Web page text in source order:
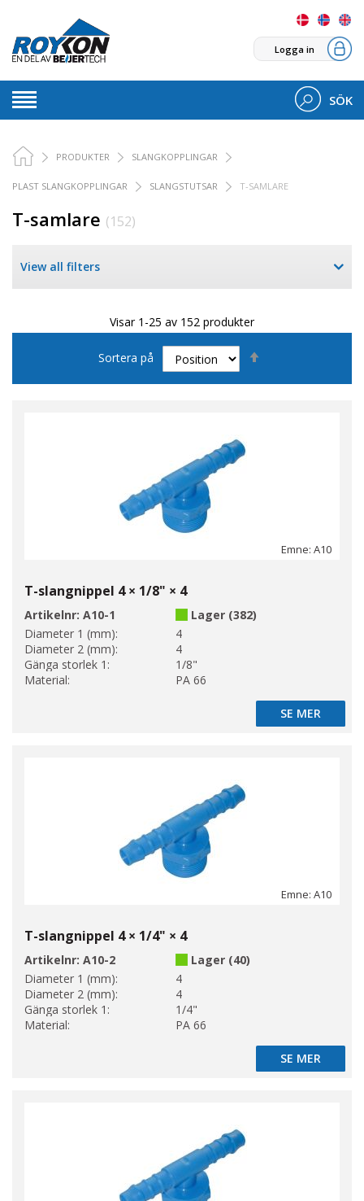
Logga in
SÖK
PRODUKTER SLANGKOPPLINGAR
PLAST SLANGKOPPLINGAR SLANGSTUTSAR T-SAMLARE
T-samlare (152)
View all filters
Visar 1-25 av 152 produkter
Sortera på
Emne: A10
T-slangnippel 4 × 1/8" × 4
Artikelnr: A10-1
Lager (382)
Diameter 1 (mm):
4
Diameter 2 (mm):
4
Gänga storlek 1:
1/8"
Material:
PA 66
SE MER
SE MER
Emne: A10
T-slangnippel 4 × 1/4" × 4
Artikelnr: A10-2
Lager (40)
Diameter 1 (mm):
4
Diameter 2 (mm):
4
Gänga storlek 1:
1/4"
Material:
PA 66
SE MER
SE MER